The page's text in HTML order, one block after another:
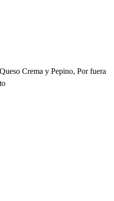
Crema y Pepino, Por fuera